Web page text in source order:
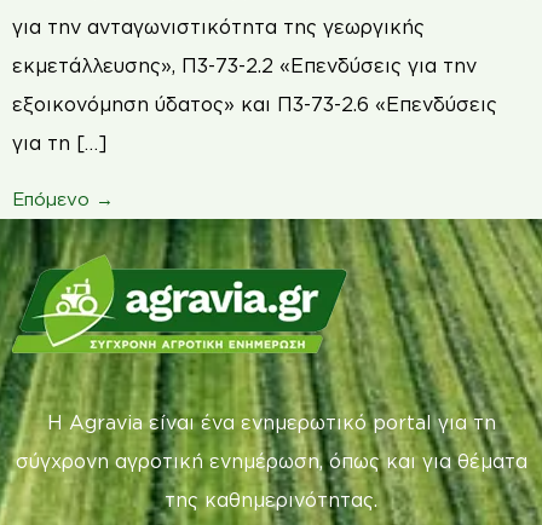
για την ανταγωνιστικότητα της γεωργικής
εκμετάλλευσης», Π3-73-2.2 «Επενδύσεις για την
εξοικονόμηση ύδατος» και Π3-73-2.6 «Επενδύσεις
για τη […]
Επόμενο →
Η Agravia είναι ένα ενημερωτικό portal για τη
σύγχρονη αγροτική ενημέρωση, όπως και για θέματα
της καθημερινότητας.